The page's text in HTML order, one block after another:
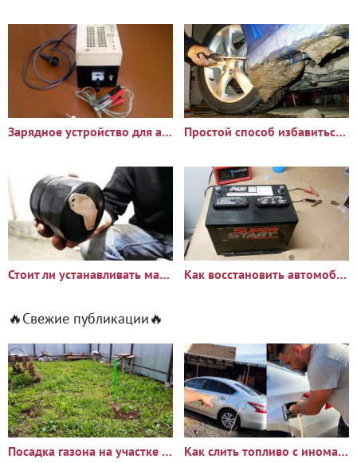
Зарядное устройство для автомобильного аккумулятора Простой способ избавиться от налипания грязи на подкрылки и
Стоит ли устанавливать магнит на масляный фильтр Как восстановить автомобильный аккумулятор пищевой содой
🔥Свежие публикации🔥
Посадка газона на участке с сорняками: опыт и результаты Как слить топливо с иномарки через горловину бака